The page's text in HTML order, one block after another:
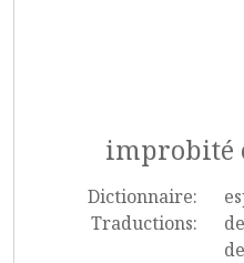
improbité
Dictionnaire:
Traductions: